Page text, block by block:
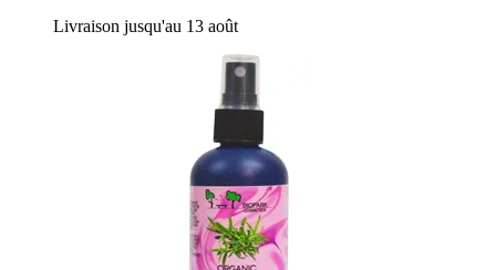
Livraison jusqu'au 13 août